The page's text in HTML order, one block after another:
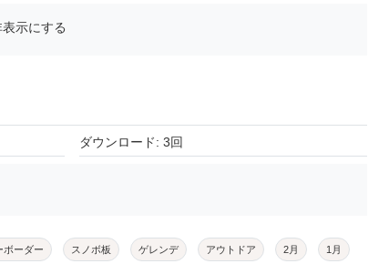
示にする
ダウンロード: 3回
ボーダー スノボ板 ゲレンデ アウトドア 2月 1月